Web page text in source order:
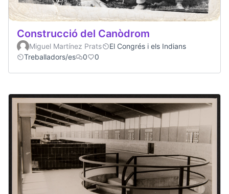
Construcció del Canòdrom
Miguel Martínez Prats
El Congrés i els Indians
Treballadors/es
0 0